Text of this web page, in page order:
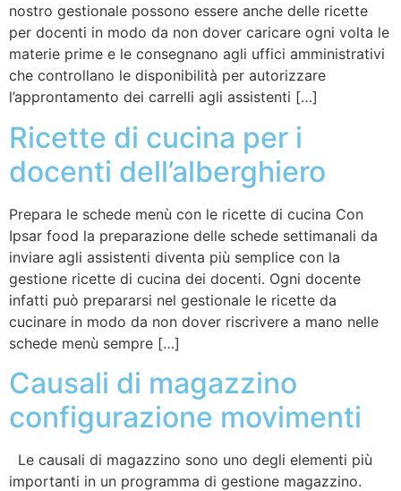
nostro gestionale possono essere anche delle ricette
per docenti in modo da non dover caricare ogni volta le
materie prime e le consegnano agli uffici amministrativi
che controllano le disponibilità per autorizzare
l’approntamento dei carrelli agli assistenti […]
Ricette di cucina per i
docenti dell’alberghiero
Prepara le schede menù con le ricette di cucina Con
Ipsar food la preparazione delle schede settimanali da
inviare agli assistenti diventa più semplice con la
gestione ricette di cucina dei docenti. Ogni docente
infatti può prepararsi nel gestionale le ricette da
cucinare in modo da non dover riscrivere a mano nelle
schede menù sempre […]
Causali di magazzino
configurazione movimenti
Le causali di magazzino sono uno degli elementi più
importanti in un programma di gestione magazzino.